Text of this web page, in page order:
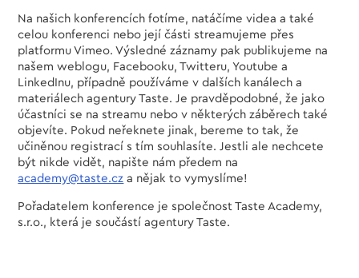
Na našich konferencích fotíme, natáčíme videa a také
celou konferenci nebo její části streamujeme přes
platformu Vimeo. Výsledné záznamy pak publikujeme na
našem weblogu, Facebooku, Twitteru, Youtube a
LinkedInu, případně používáme v dalších kanálech a
materiálech agentury Taste. Je pravděpodobné, že jako
účastníci se na streamu nebo v některých záběrech také
objevíte. Pokud neřeknete jinak, bereme to tak, že
učiněnou registrací s tím souhlasíte. Jestli ale nechcete
být nikde vidět, napište nám předem na
academy@taste.cz a nějak to vymyslíme!
Pořadatelem konference je společnost Taste Academy,
s.r.o., která je součástí agentury Taste.